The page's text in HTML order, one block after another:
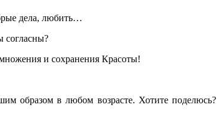
дела, любить…
согласны?
и сохранения Красоты!
образом в любом возрасте. Хотите поделюсь?